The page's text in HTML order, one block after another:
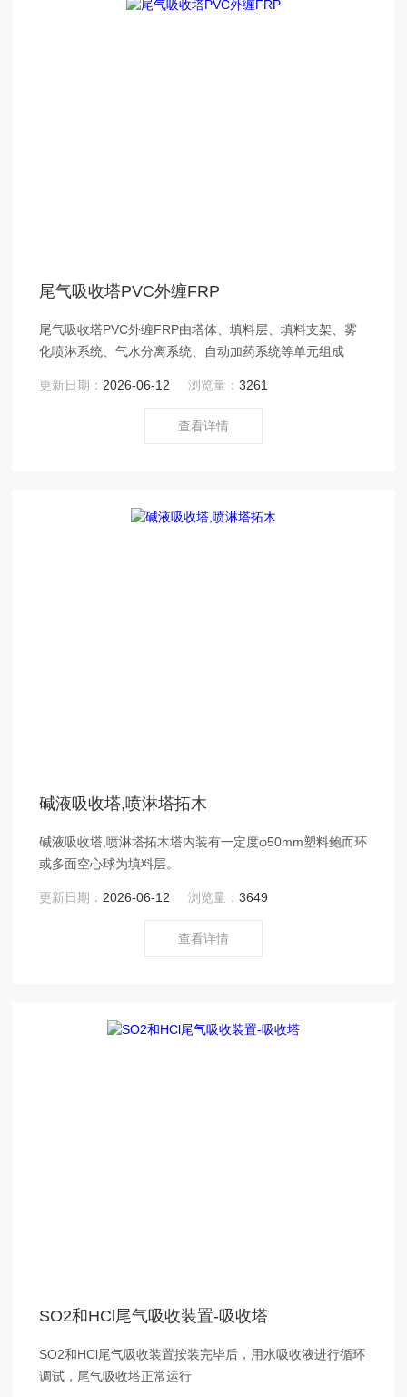
尾气吸收塔PVC外缠FRP
尾气吸收塔PVC外缠FRP由塔体、填料层、填料支架、雾
化喷淋系统、气水分离系统、自动加药系统等单元组成
更新日期： 2026-06-12 浏览量：3261
查看详情
碱液吸收塔,喷淋塔拓木
碱液吸收塔,喷淋塔拓木塔内装有一定度φ50mm塑料鲍而环
或多面空心球为填料层。
更新日期： 2026-06-12 浏览量：3649
查看详情
SO2和HCl尾气吸收装置-吸收塔
SO2和HCl尾气吸收装置按装完毕后，用水吸收液进行循环
调试，尾气吸收塔正常运行